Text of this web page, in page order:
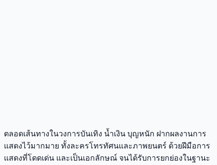
ตลอดเส้นทางในวงการบันเทิง น้ำเงิน บุญหนัก ฝากผลงานการ
แสดงไว้มากมาย ทั้งละครโทรทัศนและภาพยนตร์ ด้วยฝีมือการ
แสดงที่โดดเด่น และเป็นเอกลักษณ์ จนได้รับการยกย่องในฐานะ